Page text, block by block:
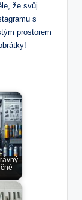
že svůj
s
prostorem